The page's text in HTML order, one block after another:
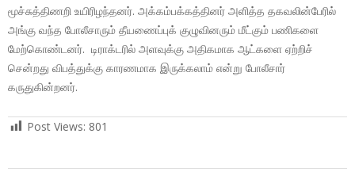
மூச்சுத்திணறி உயிரிழந்தனர். அக்கம்பக்கத்தினர் அளித்த தகவலின்பேரில்
அங்கு வந்த போலீசாரும் தீயணைப்புக் குழுவினரும் மீட்கும் பணிகளை
மேற்கொண்டனர். டிராக்டரில் அளவுக்கு அதிகமாக ஆட்களை ஏற்றிச்
சென்றது விபத்துக்கு காரணமாக இருக்கலாம் என்று போலீசார்
கருதுகின்றனர்.
Post Views: 801